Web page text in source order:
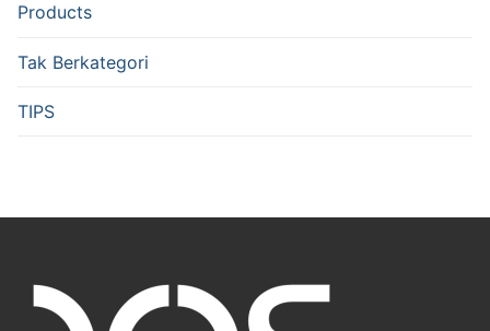
Products
Tak Berkategori
TIPS